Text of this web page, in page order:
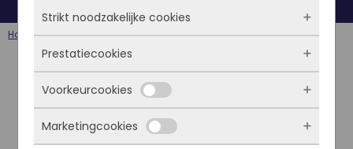
Home Berichten Blog Content
Strikt noodzakelijke cookies
Deze cookies zorgen ervoor dat de website
überhaupt werkt. Ze zijn dus altijd actief en
kunnen niet worden uitgezet. Meestal worden
ze alleen geplaatst als jij iets doet, zoals
inloggen, een formulier invullen of je
Prestatiecookies
Met deze cookies zien we hoe vaak onze site
bezocht wordt, waar bezoekers vandaan
komen en welke pagina’s populair zijn. Zo
Voorkeurcookies
Deze cookies onthouden jouw voorkeuren.
Marketingcookies